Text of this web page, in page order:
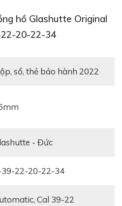
hồ Glashutte Original
20-22-34
hộp, sổ, thẻ bảo hành 2022
Glashutte - Đức
39-22-20-22-34
Automatic, Cal 39-22